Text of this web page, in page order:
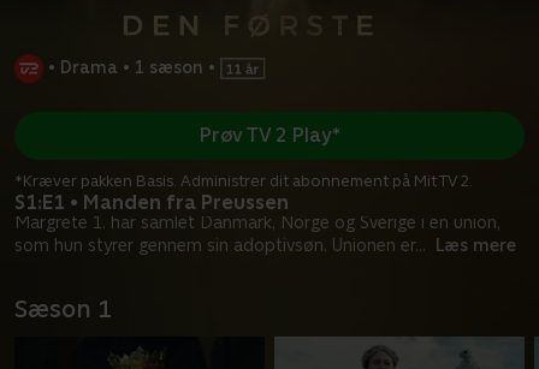
• Drama • 1 sæson •
S1:E1 • Manden fra Preussen
Margrete 1. har samlet Danmark, Norge og Sverige i en union,
som hun styrer gennem sin adoptivsøn. Unionen er... Læs mere
Prøv TV 2 Play*
*Kræver pakken Basis. Administrer dit abonnement på Mit TV 2.
Sæson 1